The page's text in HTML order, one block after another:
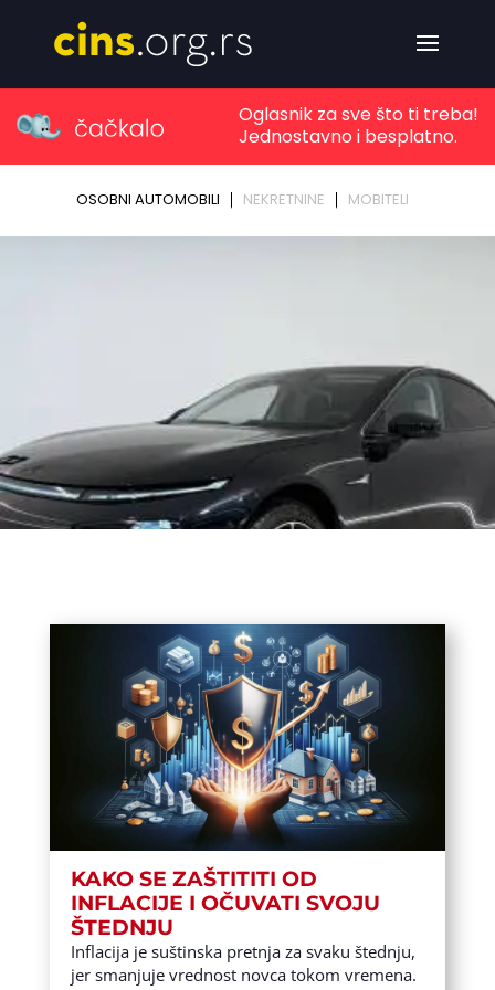
KAKO SE ZAŠTITITI OD
INFLACIJE I OČUVATI SVOJU
ŠTEDNJU
Inflacija je suštinska pretnja za svaku štednju,
jer smanjuje vrednost novca tokom vremena.